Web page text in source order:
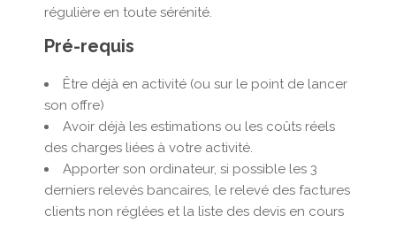
régulière en toute sérénité.
Pré-requis
Être déjà en activité (ou sur le point de lancer
son offre)
Avoir déjà les estimations ou les coûts réels
des charges liées à votre activité.
Apporter son ordinateur, si possible les 3
derniers relevés bancaires, le relevé des factures
clients non réglées et la liste des devis en cours